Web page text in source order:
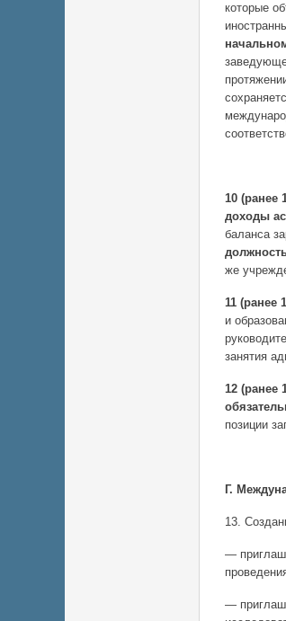
которые
10 (ранее
доходы
баланса
же
11 (ранее
и
занятия
12 (ранее
позиции
Г.
13.
—
—